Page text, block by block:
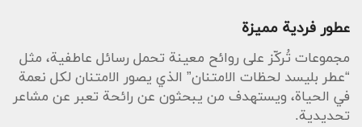
عطور فردية مميزة
مجموعات تُركّز على روائح معينة تحمل رسائل عاطفية، مثل
“عطر بليسد لحظات الامتنان” الذي يصور الامتنان لكل نعمة
في الحياة، ويستهدف من يبحثون عن رائحة تعبر عن مشاعر
تحديدية.